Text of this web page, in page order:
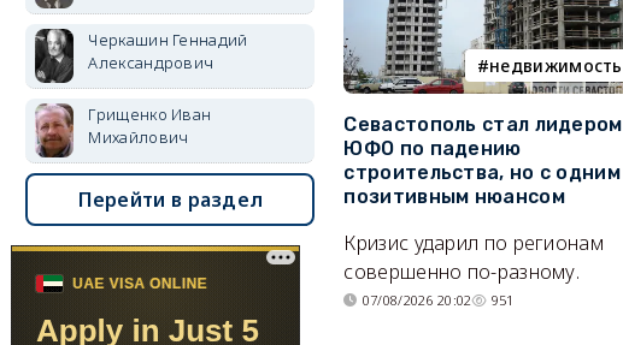
недвижимость
Севастополь стал лидером
ЮФО по падению
строительства, но с одним
позитивным нюансом
Кризис ударил по регионам
совершенно по-разному.
07/08/2026 20:02 951
Черкашин Геннадий
Александрович
Грищенко Иван
Михайлович
Перейти в раздел